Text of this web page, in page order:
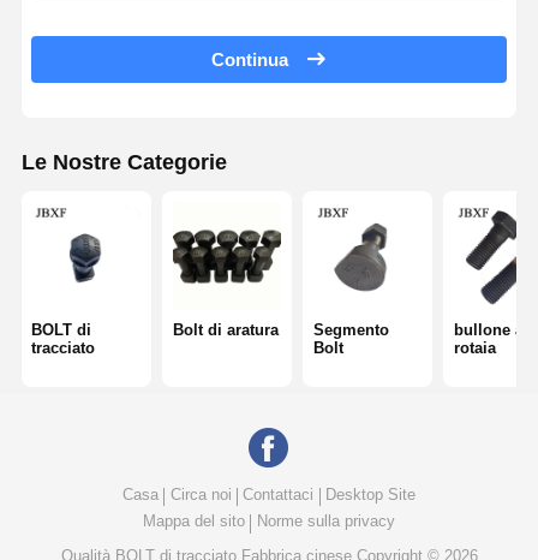
Bolt per denti a secchio
Cerniera della ruota del camion
bulloni e dadi
Pattini Bolt
Continua
Le Nostre Categorie
BOLT di
tracciato
Bolt di aratura
Segmento
Bolt
bullone a
rotaia
Casa Circa noi Contattaci
Desktop Site
Mappa del sito
Norme sulla privacy
Qualità BOLT di tracciatoFabbrica cinese.Copyright © 2026